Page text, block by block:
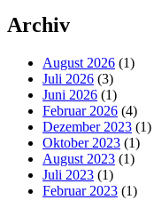
Archiv
August 2026 (1)
Juli 2026 (3)
Juni 2026 (1)
Februar 2026 (4)
Dezember 2023 (1)
Oktober 2023 (1)
August 2023 (1)
Juli 2023 (1)
Februar 2023 (1)